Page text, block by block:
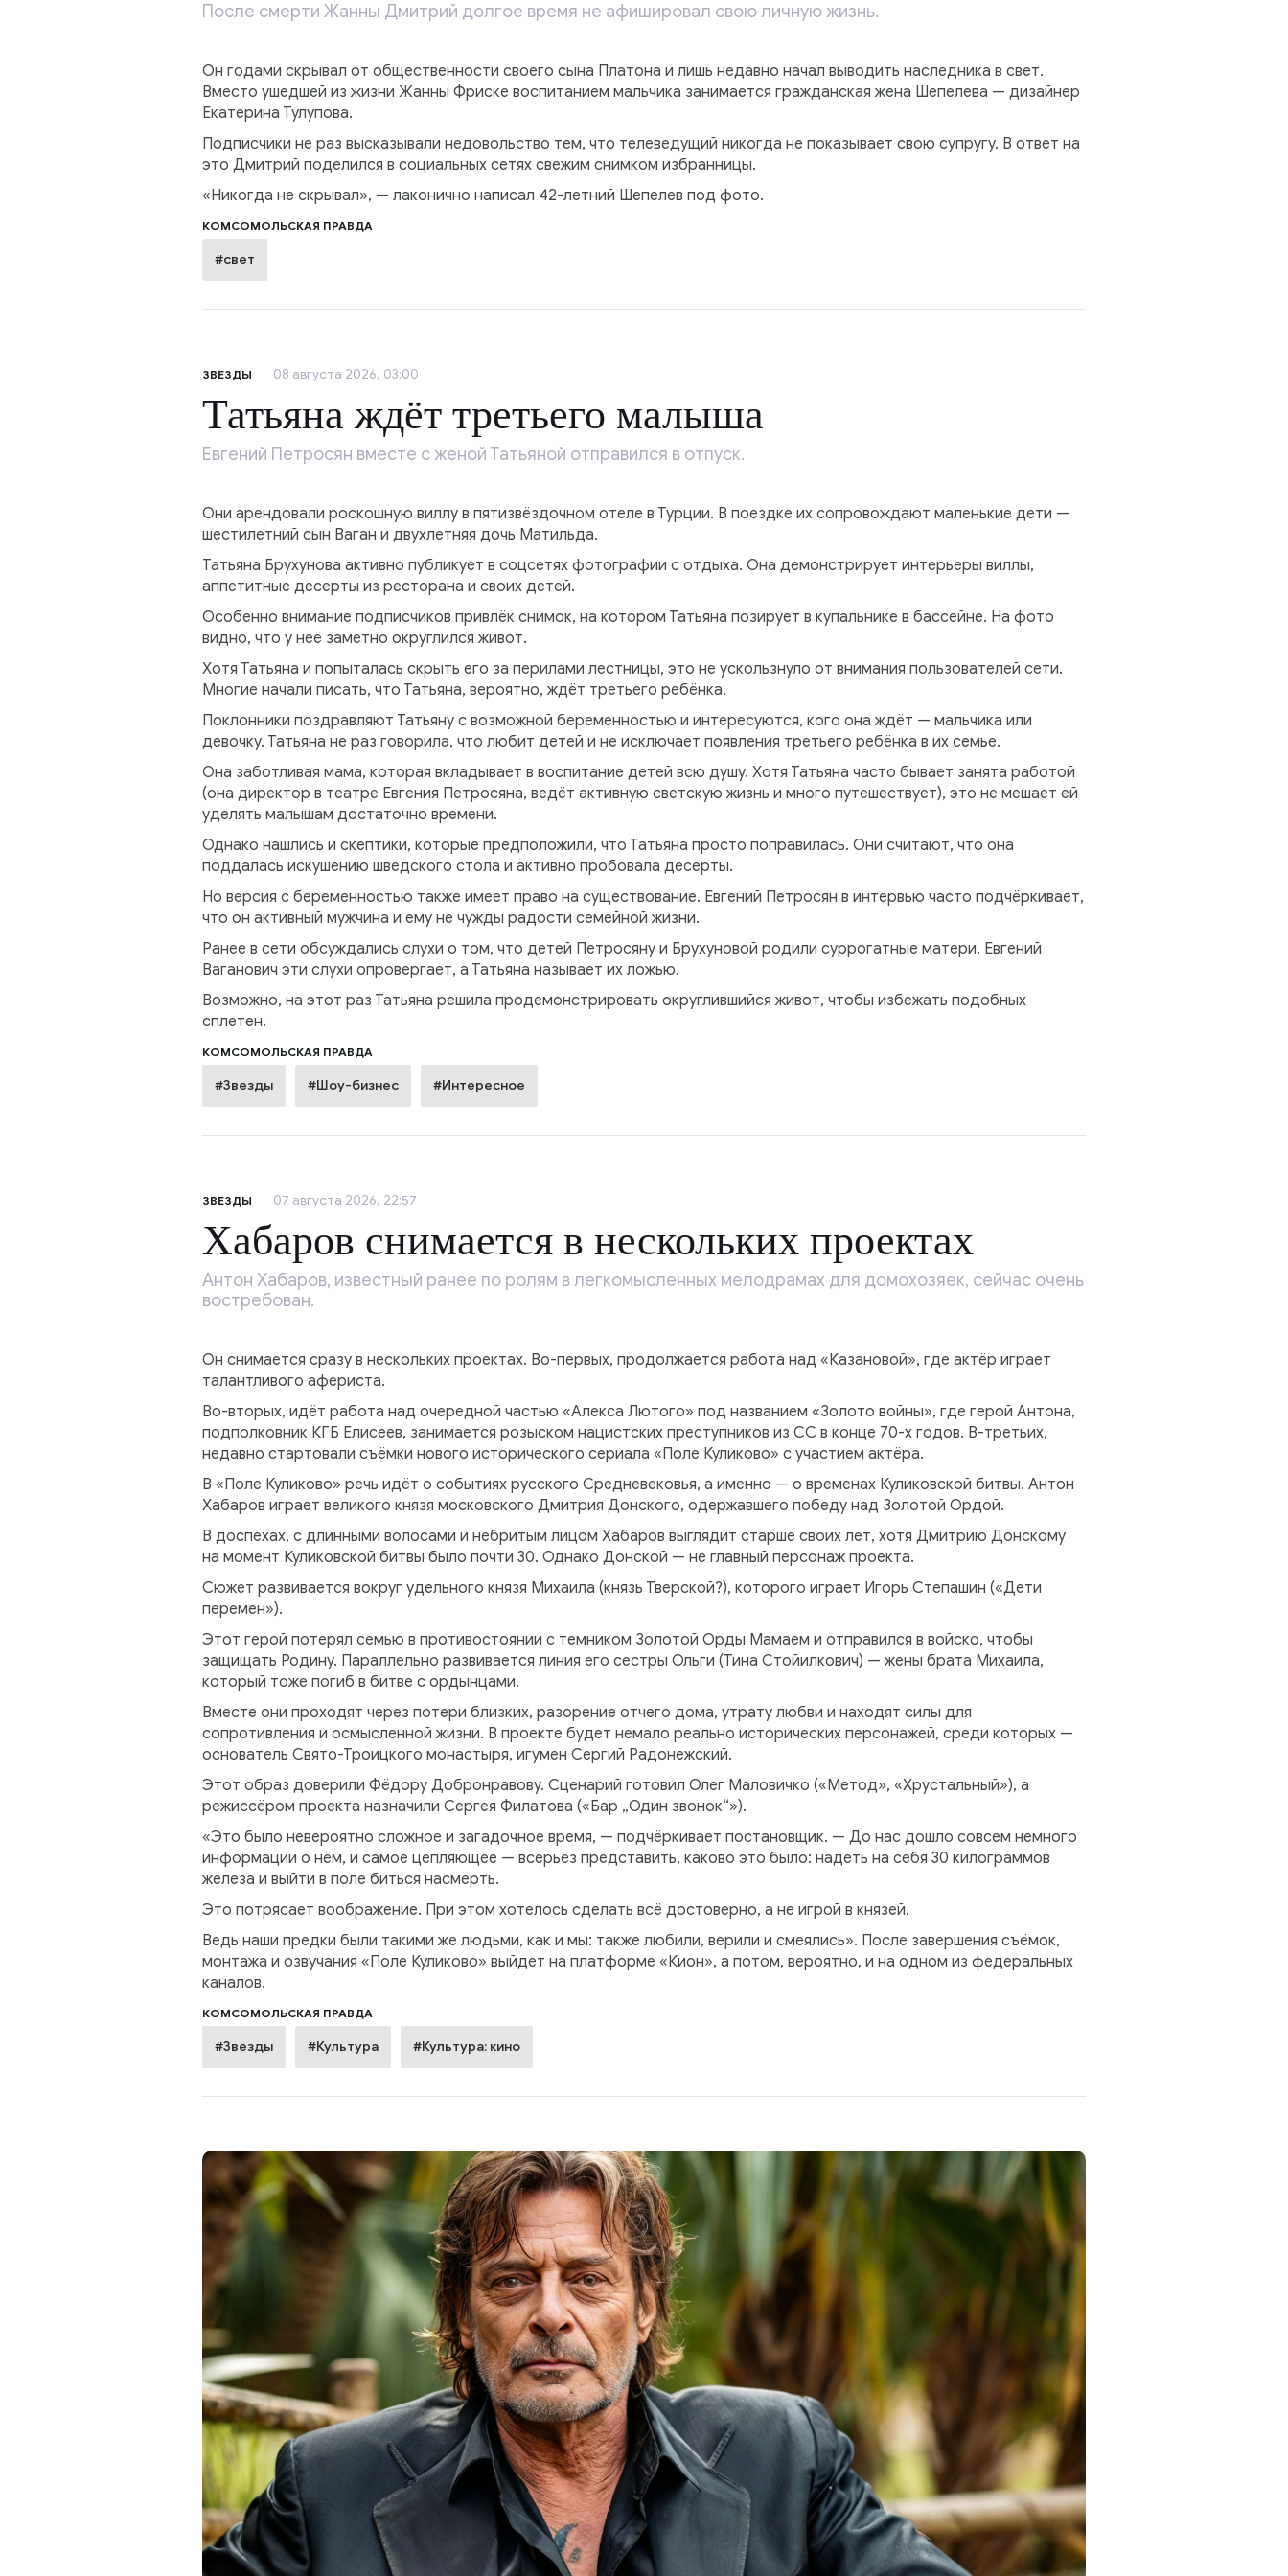
После смерти Жанны Дмитрий долгое время не афишировал свою личную жизнь.
Он годами скрывал от общественности своего сына Платона и лишь недавно начал выводить наследника в свет.
Вместо ушедшей из жизни Жанны Фриске воспитанием мальчика занимается гражданская жена Шепелева — дизайнер
Екатерина Тулупова.
Подписчики не раз высказывали недовольство тем, что телеведущий никогда не показывает свою супругу. В ответ на
это Дмитрий поделился в социальных сетях свежим снимком избранницы.
«Никогда не скрывал», — лаконично написал 42-летний Шепелев под фото.
КОМСОМОЛЬСКАЯ ПРАВДА
#свет
ЗВЕЗДЫ 08 августа 2026, 03:00
Татьяна ждёт третьего малыша
Евгений Петросян вместе с женой Татьяной отправился в отпуск.
Они арендовали роскошную виллу в пятизвёздочном отеле в Турции. В поездке их сопровождают маленькие дети —
шестилетний сын Ваган и двухлетняя дочь Матильда.
Татьяна Брухунова активно публикует в соцсетях фотографии с отдыха. Она демонстрирует интерьеры виллы,
аппетитные десерты из ресторана и своих детей.
Особенно внимание подписчиков привлёк снимок, на котором Татьяна позирует в купальнике в бассейне. На фото
видно, что у неё заметно округлился живот.
Хотя Татьяна и попыталась скрыть его за перилами лестницы, это не ускользнуло от внимания пользователей сети.
Многие начали писать, что Татьяна, вероятно, ждёт третьего ребёнка.
Поклонники поздравляют Татьяну с возможной беременностью и интересуются, кого она ждёт — мальчика или
девочку. Татьяна не раз говорила, что любит детей и не исключает появления третьего ребёнка в их семье.
Она заботливая мама, которая вкладывает в воспитание детей всю душу. Хотя Татьяна часто бывает занята работой
(она директор в театре Евгения Петросяна, ведёт активную светскую жизнь и много путешествует), это не мешает ей
уделять малышам достаточно времени.
Однако нашлись и скептики, которые предположили, что Татьяна просто поправилась. Они считают, что она
поддалась искушению шведского стола и активно пробовала десерты.
Но версия с беременностью также имеет право на существование. Евгений Петросян в интервью часто подчёркивает,
что он активный мужчина и ему не чужды радости семейной жизни.
Ранее в сети обсуждались слухи о том, что детей Петросяну и Брухуновой родили суррогатные матери. Евгений
Ваганович эти слухи опровергает, а Татьяна называет их ложью.
Возможно, на этот раз Татьяна решила продемонстрировать округлившийся живот, чтобы избежать подобных
сплетен.
КОМСОМОЛЬСКАЯ ПРАВДА
#Звезды #Шоу-бизнес #Интересное
ЗВЕЗДЫ 07 августа 2026, 22:57
Хабаров снимается в нескольких проектах
Антон Хабаров, известный ранее по ролям в легкомысленных мелодрамах для домохозяек, сейчас очень
востребован.
Он снимается сразу в нескольких проектах. Во-первых, продолжается работа над «Казановой», где актёр играет
талантливого афериста.
Во-вторых, идёт работа над очередной частью «Алекса Лютого» под названием «Золото войны», где герой Антона,
подполковник КГБ Елисеев, занимается розыском нацистских преступников из СС в конце 70-х годов. В-третьих,
недавно стартовали съёмки нового исторического сериала «Поле Куликово» с участием актёра.
В «Поле Куликово» речь идёт о событиях русского Средневековья, а именно — о временах Куликовской битвы. Антон
Хабаров играет великого князя московского Дмитрия Донского, одержавшего победу над Золотой Ордой.
В доспехах, с длинными волосами и небритым лицом Хабаров выглядит старше своих лет, хотя Дмитрию Донскому
на момент Куликовской битвы было почти 30. Однако Донской — не главный персонаж проекта.
Сюжет развивается вокруг удельного князя Михаила (князь Тверской?), которого играет Игорь Степашин («Дети
перемен»).
Этот герой потерял семью в противостоянии с темником Золотой Орды Мамаем и отправился в войско, чтобы
защищать Родину. Параллельно развивается линия его сестры Ольги (Тина Стойилкович) — жены брата Михаила,
который тоже погиб в битве с ордынцами.
Вместе они проходят через потери близких, разорение отчего дома, утрату любви и находят силы для
сопротивления и осмысленной жизни. В проекте будет немало реально исторических персонажей, среди которых —
основатель Свято-Троицкого монастыря, игумен Сергий Радонежский.
Этот образ доверили Фёдору Добронравову. Сценарий готовил Олег Маловичко («Метод», «Хрустальный»), а
режиссёром проекта назначили Сергея Филатова («Бар „Один звонок“»).
«Это было невероятно сложное и загадочное время, — подчёркивает постановщик. — До нас дошло совсем немного
информации о нём, и самое цепляющее — всерьёз представить, каково это было: надеть на себя 30 килограммов
железа и выйти в поле биться насмерть.
Это потрясает воображение. При этом хотелось сделать всё достоверно, а не игрой в князей.
Ведь наши предки были такими же людьми, как и мы: также любили, верили и смеялись». После завершения съёмок,
монтажа и озвучания «Поле Куликово» выйдет на платформе «Кион», а потом, вероятно, и на одном из федеральных
каналов.
КОМСОМОЛЬСКАЯ ПРАВДА
#Звезды #Культура #Культура: кино